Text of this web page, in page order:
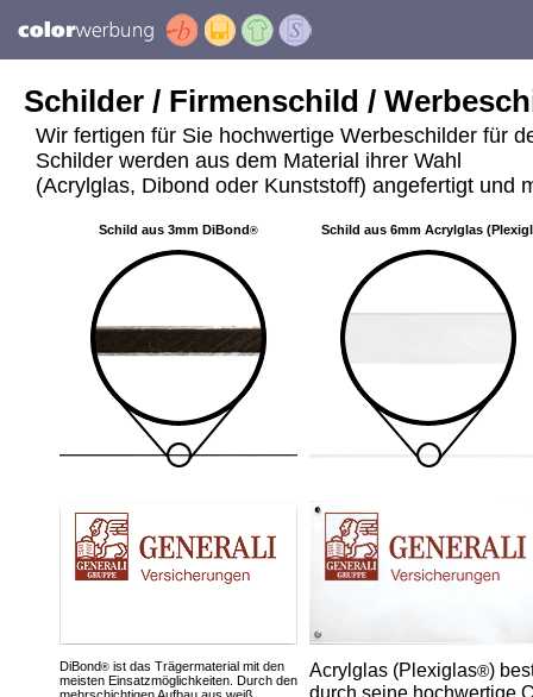
Schilder / Firmenschild /
Wir fertigen für Sie hochwertige Werbeschilder für
Schilder werden aus dem Material ihrer Wahl
(Acrylglas, Dibond oder Kunststoff) angefertigt und
Schild aus 3mm DiBond® Schild aus 6mm Acrylglas
DiBond® ist das Trägermaterial mit den
meisten Einsatzmöglichkeiten. Durch den
Acrylglas (Plexiglas®)
durch seine hochwertige